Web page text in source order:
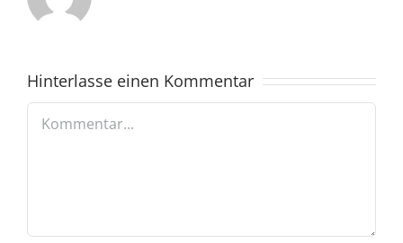
Hinterlasse einen Kommentar
Kommentar